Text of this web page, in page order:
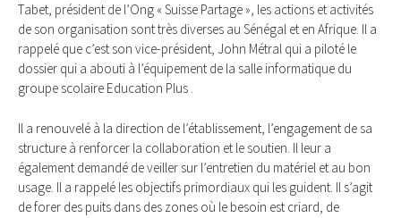
Tabet, président de l’Ong « Suisse Partage », les actions et activités
de son organisation sont très diverses au Sénégal et en Afrique. Il a
rappelé que c’est son vice-président, John Métral qui a piloté le
dossier qui a abouti à l’équipement de la salle informatique du
groupe scolaire Education Plus .
Il a renouvelé à la direction de l’établissement, l’engagement de sa
structure à renforcer la collaboration et le soutien. Il leur a
également demandé de veiller sur l’entretien du matériel et au bon
usage. Il a rappelé les objectifs primordiaux qui les guident. Il s’agit
de forer des puits dans des zones où le besoin est criard, de